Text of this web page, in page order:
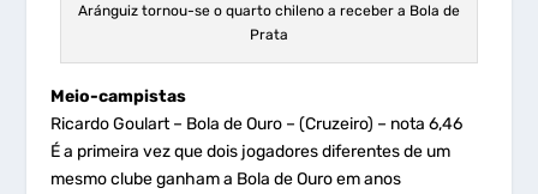
Aránguiz tornou-se o quarto chileno a receber a Bola de
Prata
Meio-campistas
Ricardo Goulart – Bola de Ouro – (Cruzeiro) – nota 6,46
É a primeira vez que dois jogadores diferentes de um
mesmo clube ganham a Bola de Ouro em anos